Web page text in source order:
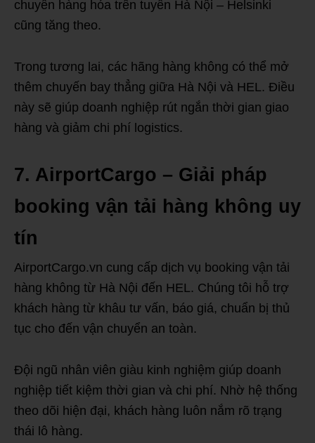
chuyển hàng hóa trên tuyến Hà Nội – Helsinki
cũng tăng theo.
Trong tương lai, các hãng hàng không có thể mở
thêm chuyến bay thẳng giữa Hà Nội và HEL. Điều
này sẽ giúp doanh nghiệp rút ngắn thời gian giao
hàng và giảm chi phí logistics.
7. AirportCargo – Giải pháp
booking vận tải hàng không uy
tín
AirportCargo.vn cung cấp dịch vụ booking vận tải
hàng không từ Hà Nội đến HEL. Chúng tôi hỗ trợ
khách hàng từ khâu tư vấn, báo giá, chuẩn bị thủ
tục cho đến vận chuyển an toàn.
Đội ngũ nhân viên giàu kinh nghiệm giúp doanh
nghiệp tiết kiệm thời gian và chi phí. Nhờ hệ thống
theo dõi hiện đại, khách hàng luôn nắm rõ trạng
thái lô hàng.